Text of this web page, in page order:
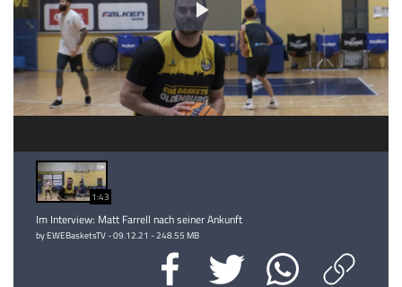
Video
abspielen
1:43
Im Interview: Matt Farrell nach seiner Ankunft
by EWEBasketsTV - 09.12.21 - 248.55 MB